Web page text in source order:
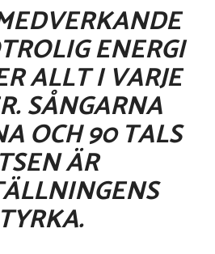
ENERGI
ALLT I VARJE
SÅNGARNA
OCH 90 TALS
ÄR